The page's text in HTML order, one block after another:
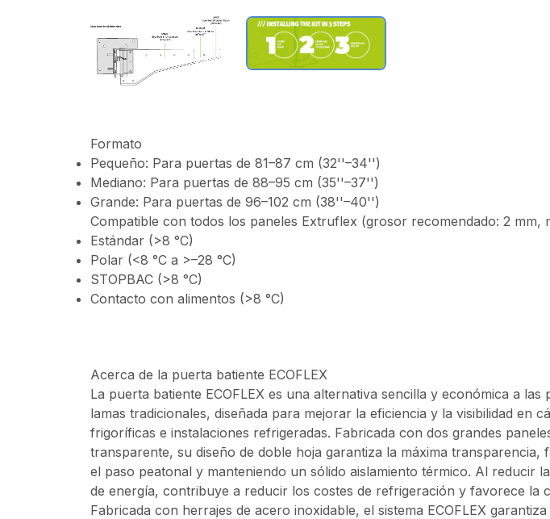
Formato
Pequeño: Para puertas de 81–87 cm (32''–34'')
Mediano: Para puertas de 88–95 cm (35''–37'')
Grande: Para puertas de 96–102 cm (38''–40'')
Compatible con todos los paneles Extruflex (grosor recomendado: 2 mm,
Estándar (>8 °C)
Polar (<8 °C a >–28 °C)
STOPBAC (>8 °C)
Contacto con alimentos (>8 °C)
Acerca de la puerta batiente ECOFLEX
La puerta batiente ECOFLEX es una alternativa sencilla y económica a las
lamas tradicionales, diseñada para mejorar la eficiencia y la visibilidad en
frigoríficas e instalaciones refrigeradas. Fabricada con dos grandes
transparente, su diseño de doble hoja garantiza la máxima transparencia,
el paso peatonal y manteniendo un sólido aislamiento térmico. Al reducir
de energía, contribuye a reducir los costes de refrigeración y favorece la
Fabricada con herrajes de acero inoxidable, el sistema ECOFLEX